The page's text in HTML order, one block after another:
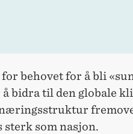
behovet for å bli
bidra til den globale
som nasjon.